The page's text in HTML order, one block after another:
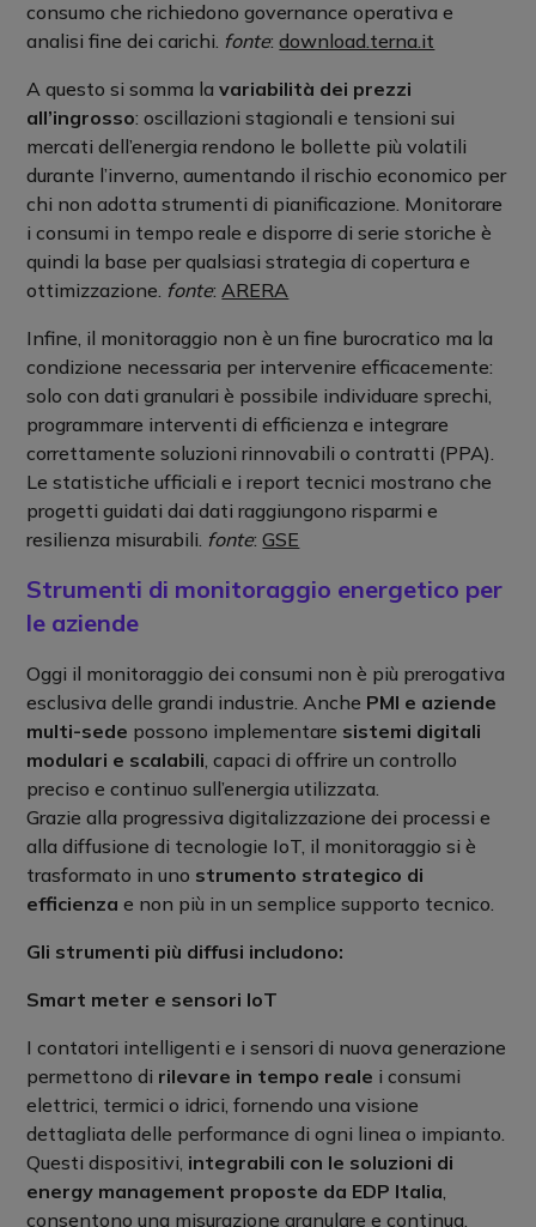
consumo che richiedono governance operativa e
analisi fine dei carichi. fonte:download.terna.it
A questo si somma lavariabilità dei prezzi
all’ingrosso: oscillazioni stagionali e tensioni sui
mercati dell’energia rendono le bollette più volatili
durante l’inverno, aumentando il rischio economico per
chi non adotta strumenti di pianificazione. Monitorare
i consumi in tempo reale e disporre di serie storiche è
quindi la base per qualsiasi strategia di copertura e
ottimizzazione. fonte:ARERA
Infine, il monitoraggio non è un fine burocratico ma la
condizione necessaria per intervenire efficacemente:
solo con dati granulari è possibile individuare sprechi,
programmare interventi di efficienza e integrare
correttamente soluzioni rinnovabili o contratti (PPA).
Le statistiche ufficiali e i report tecnici mostrano che
progetti guidati dai dati raggiungono risparmi e
resilienza misurabili. fonte:GSE
Strumenti di monitoraggio energetico per
le aziende
Oggi il monitoraggio dei consumi non è più prerogativa
esclusiva delle grandi industrie. Anche PMI e aziende
multi-sede possono implementare sistemi digitali
modulari e scalabili, capaci di offrire un controllo
preciso e continuo sull’energia utilizzata.
Grazie alla progressiva digitalizzazione dei processi e
alla diffusione di tecnologie IoT, il monitoraggio si è
trasformato in uno strumento strategico di
efficienza e non più in un semplice supporto tecnico.
Gli strumenti più diffusi includono:
Smart meter e sensori IoT
I contatori intelligenti e i sensori di nuova generazione
permettono di rilevare in tempo reale i consumi
elettrici, termici o idrici, fornendo una visione
dettagliata delle performance di ogni linea o impianto.
Questi dispositivi, integrabili con le soluzioni di
energy management proposte da EDP Italia,
consentono una misurazione granulare e continua,